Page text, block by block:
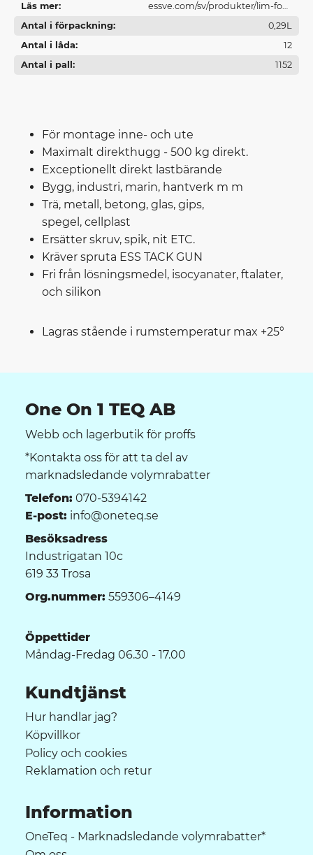
Läs mer
essve.com/sv/produkter/lim-fog-
och-brandtatning/
Antal i förpackning
0,29L
Antal i låda
12
Antal i pall
1152
För montage inne- och ute
Maximalt direkthugg - 500 kg direkt.
Exceptionellt direkt lastbärande
Bygg, industri, marin, hantverk m m
Trä, metall, betong, glas, gips,
spegel, cellplast
Ersätter skruv, spik, nit ETC.
Kräver spruta ESS TACK GUN
Fri från lösningsmedel, isocyanater, ftalater,
och silikon
Lagras stående i rumstemperatur max +25°
One On 1 TEQ AB
Webb och lagerbutik för proffs
*Kontakta oss för att ta del av
marknadsledande volymrabatter
Telefon: 070-5394142
E-post: info@oneteq.se
Besöksadress
Industrigatan 10c
619 33 Trosa
Org.nummer: 559306–4149
Öppettider
Måndag-Fredag 06.30 - 17.00
Kundtjänst
Hur handlar jag?
Köpvillkor
Policy och cookies
Reklamation och retur
Information
OneTeq - Marknadsledande volymrabatter*